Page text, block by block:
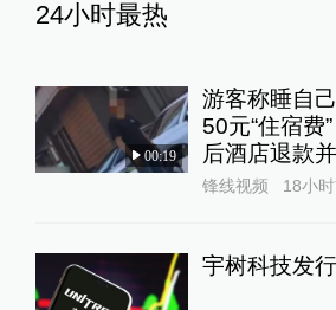
24小时最热
00:19
游客称睡自
50元“住宿费
后酒店退款
锋线视频 18小
宇树科技发